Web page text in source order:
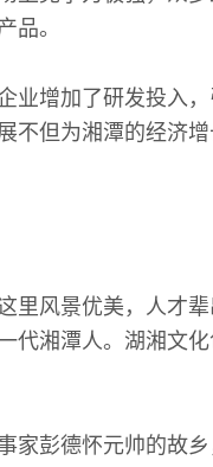
品。
业增加了研发投入
不但为湘潭的经济
里风景优美，人才
代湘潭人。湖湘文
家彭德怀元帅的故